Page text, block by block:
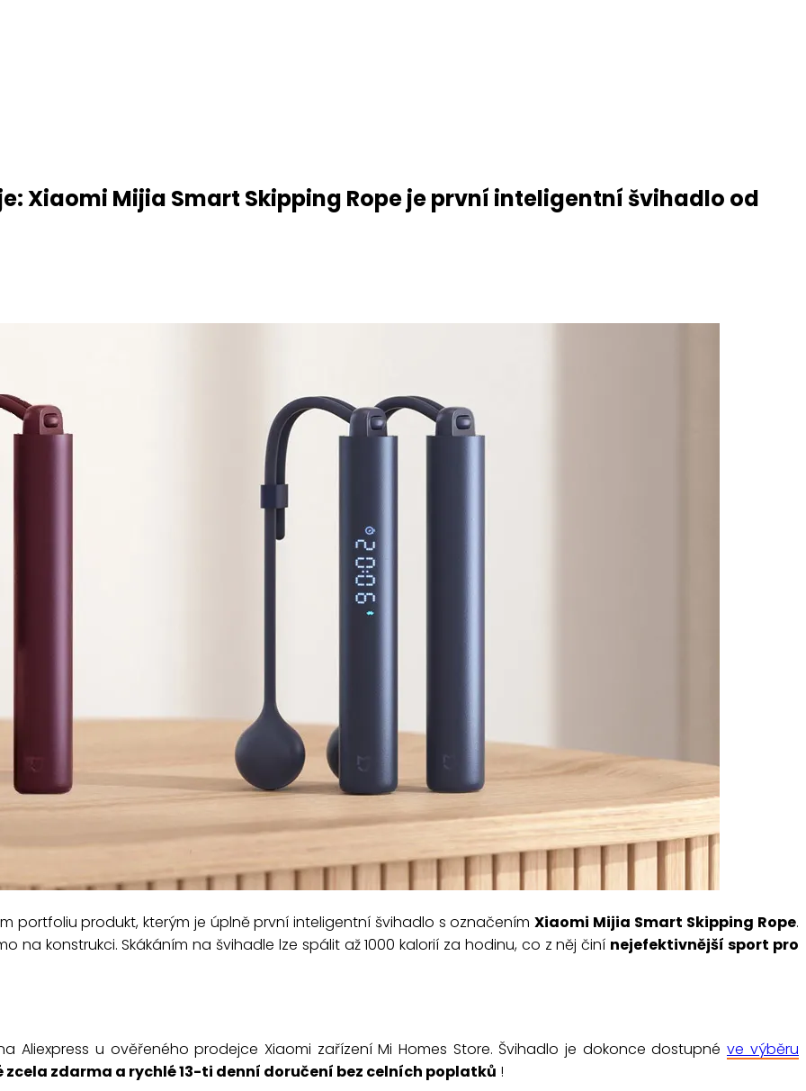
Xiaomi Mijia Smart Skipping Rope je první inteligentní švihadlo od
portfoliu produkt, kterým je úplně první inteligentní švihadlo s označením Xiaomi Mijia Smart Skipping Rope.
na konstrukci. Skákáním na švihadle lze spálit až 1000 kalorií za hodinu, co z něj činí nejefektivnější sport pro
Aliexpress u ověřeného prodejce Xiaomi zařízení Mi Homes Store. Švihadlo je dokonce dostupné ve výběru
zcela zdarma a rychlé 13-ti denní doručení bez celních poplatků !